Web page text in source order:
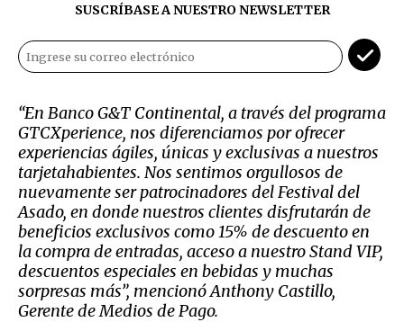
SUSCRÍBASE A NUESTRO NEWSLETTER
“En Banco G&T Continental, a través del programa
GTCXperience, nos diferenciamos por ofrecer
experiencias ágiles, únicas y exclusivas a nuestros
tarjetahabientes. Nos sentimos orgullosos de
nuevamente ser patrocinadores del Festival del
Asado, en donde nuestros clientes disfrutarán de
beneficios exclusivos como 15% de descuento en
la compra de entradas, acceso a nuestro Stand VIP,
descuentos especiales en bebidas y muchas
sorpresas más”, mencionó Anthony Castillo,
Gerente de Medios de Pago.